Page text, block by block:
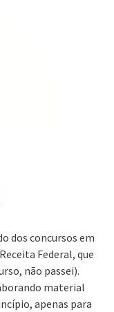
dos concursos em
Federal, que
não passei).
material
apenas para